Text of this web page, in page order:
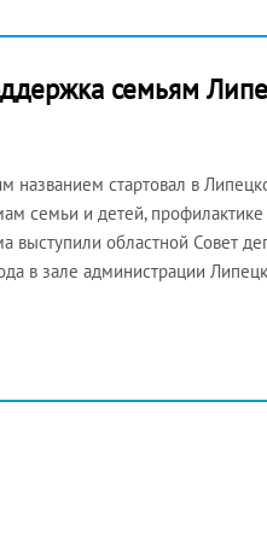
семьям
стартовал в
семьи и детей,
выступили областной Совет
в зале администрации